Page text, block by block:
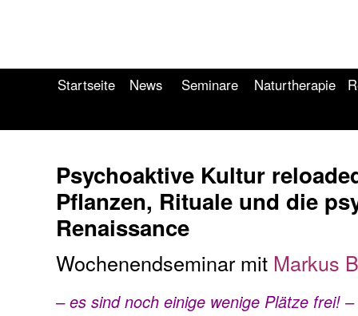
Startseite News Seminare Naturtherapie
Psychoaktive Kultur
Pflanzen, Rituale und die
Renaissance
Wochenendseminar mit Markus
– es sind noch einige wenige Plätze frei! –